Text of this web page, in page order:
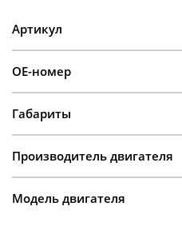
Артикул
OE-номер
Габариты
Производитель двигателя
Модель двигателя